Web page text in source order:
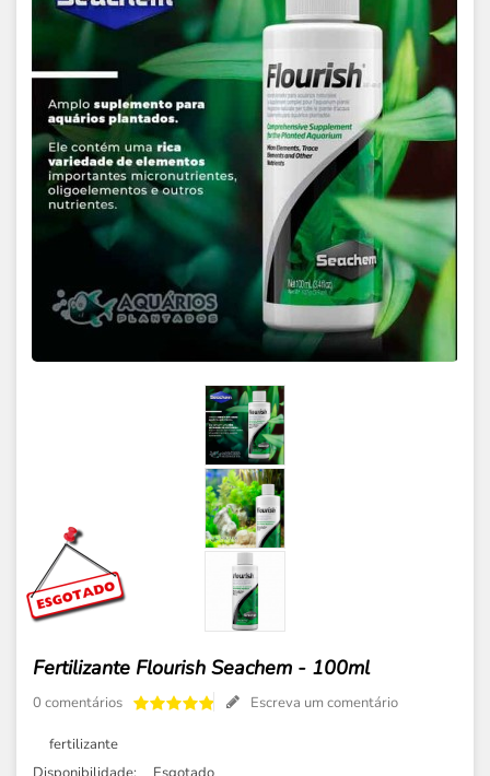
Fertilizante Flourish Seachem - 100ml
0 comentários Escreva um comentário
fertilizante